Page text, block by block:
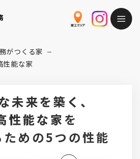
がつくる家 ー
性能な家
未来を築く､
性能な家 を
めの5つの性能